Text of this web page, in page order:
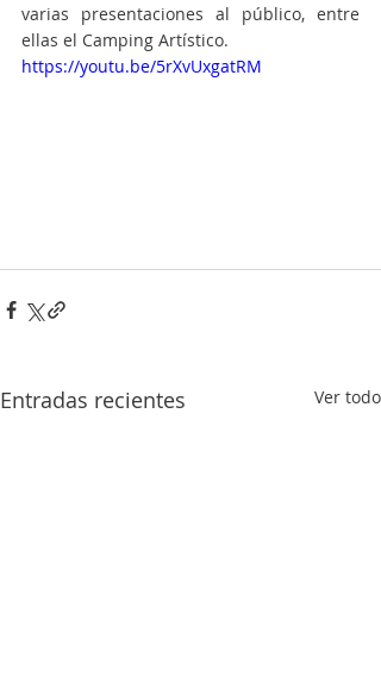
varias presentaciones al público, entre
ellas el Camping Artístico.
https://youtu.be/5rXvUxgatRM
Entradas recientes Ver todo